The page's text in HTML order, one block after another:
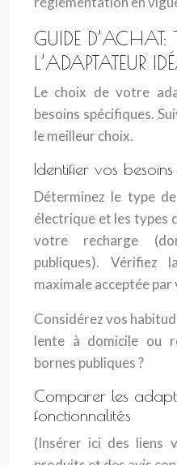
GUIDE D’ACHAT:
L’ADAPTATEUR
Le choix de votre
besoins spécifiques.
le meilleur choix.
Identifier vos
Déterminez le type
électrique et les types
votre recharge
publiques). Vérifiez
maximale acceptée
Considérez vos
lente à domicile ou
bornes publiques ?
Comparer les
fonctionnalités
(Insérer ici des liens